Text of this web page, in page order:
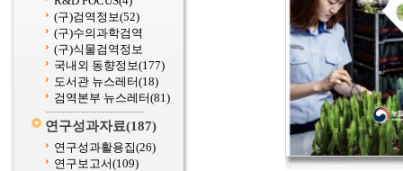
(구)검역정보(52)
(구)수의과학검역
(구)식물검역정보
국내외 동향정보(177)
도서관 뉴스레터(18)
검역본부 뉴스레터(81)
연구성과자료(187)
연구성과활용집(26)
연구보고서(109)